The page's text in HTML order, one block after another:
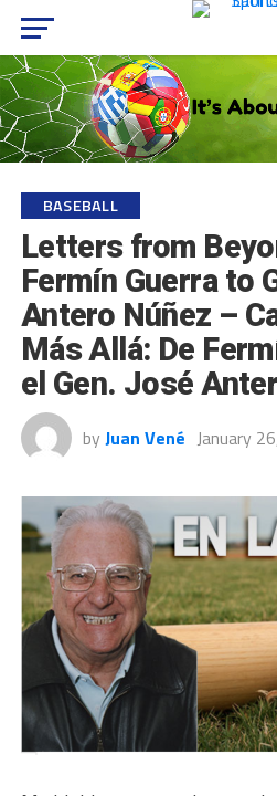
BASEBALL
Letters from
Fermín Guerra to
Antero Núñez –
Más Allá: De
el Gen. José
by Juan Vené January